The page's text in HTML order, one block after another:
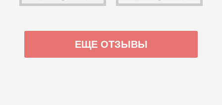
ЕЩЕ ОТЗЫВЫ